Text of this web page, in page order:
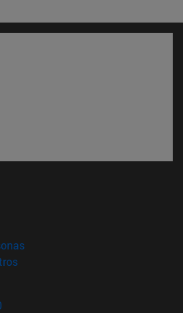
ventana)
(abre en nueva ventana)
(abre en nueva ventana)